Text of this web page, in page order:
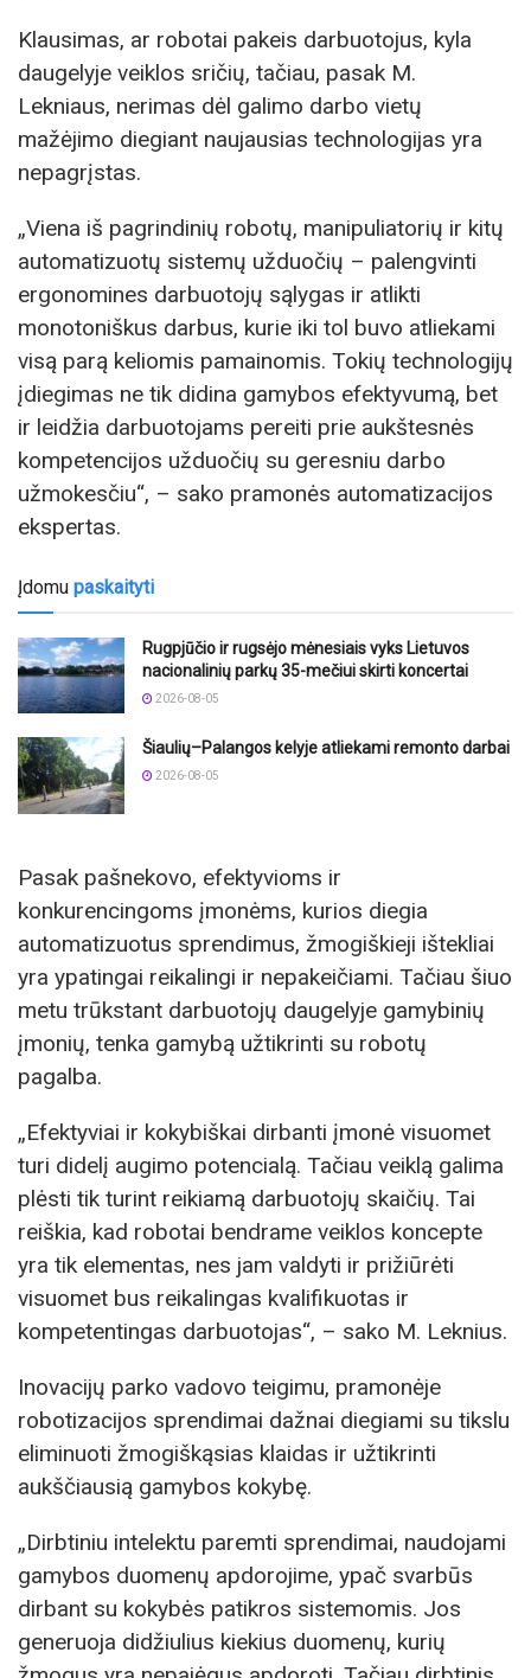
Klausimas, ar robotai pakeis darbuotojus, kyla
daugelyje veiklos sričių, tačiau, pasak M.
Lekniaus, nerimas dėl galimo darbo vietų
mažėjimo diegiant naujausias technologijas yra
nepagrįstas.
„Viena iš pagrindinių robotų, manipuliatorių ir kitų
automatizuotų sistemų užduočių – palengvinti
ergonomines darbuotojų sąlygas ir atlikti
monotoniškus darbus, kurie iki tol buvo atliekami
visą parą keliomis pamainomis. Tokių technologijų
įdiegimas ne tik didina gamybos efektyvumą, bet
ir leidžia darbuotojams pereiti prie aukštesnės
kompetencijos užduočių su geresniu darbo
užmokesčiu“, – sako pramonės automatizacijos
ekspertas.
Įdomu paskaityti
Rugpjūčio ir rugsėjo mėnesiais vyks Lietuvos
nacionalinių parkų 35-mečiui skirti koncertai
2026-08-05
Šiaulių–Palangos kelyje atliekami remonto darbai
2026-08-05
Pasak pašnekovo, efektyvioms ir
konkurencingoms įmonėms, kurios diegia
automatizuotus sprendimus, žmogiškieji ištekliai
yra ypatingai reikalingi ir nepakeičiami. Tačiau šiuo
metu trūkstant darbuotojų daugelyje gamybinių
įmonių, tenka gamybą užtikrinti su robotų
pagalba.
„Efektyviai ir kokybiškai dirbanti įmonė visuomet
turi didelį augimo potencialą. Tačiau veiklą galima
plėsti tik turint reikiamą darbuotojų skaičių. Tai
reiškia, kad robotai bendrame veiklos koncepte
yra tik elementas, nes jam valdyti ir prižiūrėti
visuomet bus reikalingas kvalifikuotas ir
kompetentingas darbuotojas“, – sako M. Leknius.
Inovacijų parko vadovo teigimu, pramonėje
robotizacijos sprendimai dažnai diegiami su tikslu
eliminuoti žmogiškąsias klaidas ir užtikrinti
aukščiausią gamybos kokybę.
„Dirbtiniu intelektu paremti sprendimai, naudojami
gamybos duomenų apdorojime, ypač svarbūs
dirbant su kokybės patikros sistemomis. Jos
generuoja didžiulius kiekius duomenų, kurių